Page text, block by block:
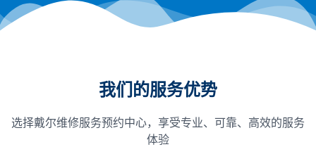
我们的服务优势
选择戴尔维修服务预约中心，享受专业、可靠、高效的服务
体验